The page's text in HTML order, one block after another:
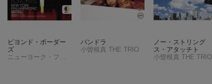
ビヨンド・ボーダー
ズ
パンドラ
小曽根真 THE TRIO
ノー・ストリング
ス・アタッチト
小曽根真 THE TRIO